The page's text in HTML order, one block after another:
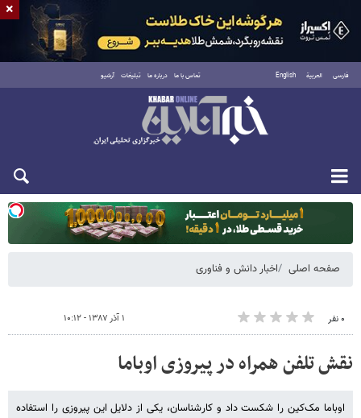
فارسی العربية English تماس با ما درباره ما تبلیغات آرشیو
یکشنبه ۱۸ مرداد ۱۴۰۵
صفحه اصلی اخبار دانش و فناوری
۰ نفر ۱ آذر ۱۳۸۷ - ۱۰:۱۲
نقش تلفن همراه در پیروزی اوباما
اوباما مک‌کین را شکست داد و کارشناسان، یکی از دلایل این پیروزی را استفاده
×